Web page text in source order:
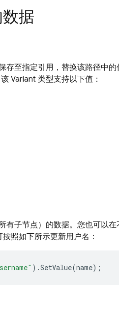
据
存至指定引用，替换该路径中
Variant 类型支持以下值：
有子节点）的数据。您也可以
照如下所示更新用户名：
).SetValue(name);